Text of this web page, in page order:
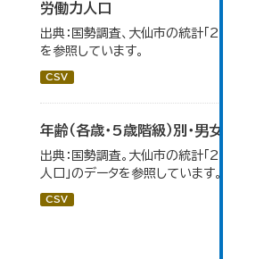
労働力人口
出典：国勢調査、大仙市の統計「2-6 労働
を参照しています。
CSV
年齢（各歳・5歳階級）別・男女別人口
出典：国勢調査。大仙市の統計「2-1 年齢
人口」のデータを参照しています。
CSV